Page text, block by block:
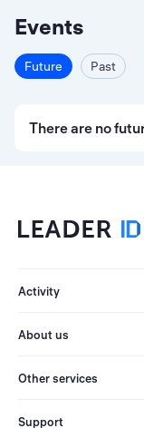
Events
Future Past
There are no
Activity
About us
Other services
Support